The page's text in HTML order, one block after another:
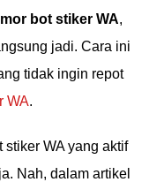
bot stiker WA,
jadi. Cara ini
tidak ingin repot
WA.
stiker WA yang aktif
Nah, dalam artikel